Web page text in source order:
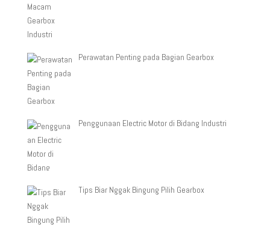
Perawatan Penting pada Bagian Gearbox
Penggunaan Electric Motor di Bidang Industri
Tips Biar Nggak Bingung Pilih Gearbox